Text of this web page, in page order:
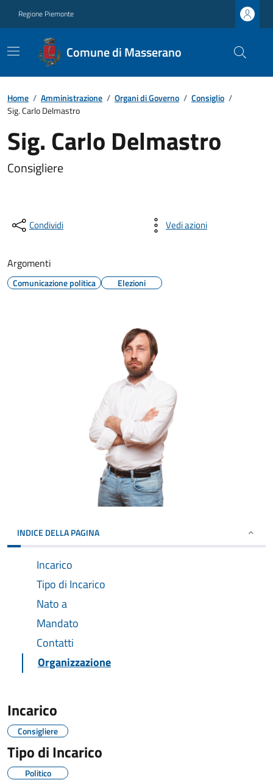
Regione Piemonte
Comune di Masserano
Home / Amministrazione / Organi di Governo / Consiglio /
Sig. Carlo Delmastro
Sig. Carlo Delmastro
Consigliere
Condividi Vedi azioni
Argomenti
Comunicazione politica Elezioni
INDICE DELLA PAGINA
Incarico
Tipo di Incarico
Nato a
Mandato
Contatti
Organizzazione
Incarico
Consigliere
Tipo di Incarico
Politico